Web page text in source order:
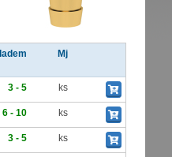
Mj
3 - 5 ks
6 - 10 ks
3 - 5 ks